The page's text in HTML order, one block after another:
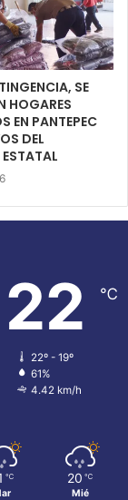
SE
HOGARES
EN PANTEPEC
DEL
22 ℃
22º - 19º
61%
4.42 km/h
℃ 20 ℃
Mié